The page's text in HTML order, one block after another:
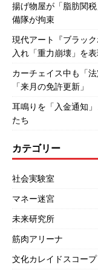
揚げ物屋が「脂肪関
備隊が拘束
現代アート『ブラッ
入れ「重力崩壊」を
カーチェイス中も「
「来月の免許更新」
耳鳴りを「入金通知
たち
カテゴリー
社会実験室
マネー迷宮
未来研究所
筋肉アリーナ
文化カレイドスコープ